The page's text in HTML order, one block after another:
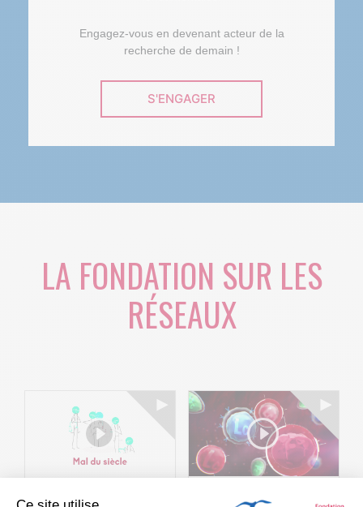
Engagez-vous en devenant acteur de la
recherche de demain !
S'ENGAGER
LA FONDATION SUR LES
RÉSEAUX